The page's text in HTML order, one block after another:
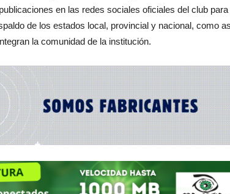
en las redes sociales oficiales del club para
de los estados local, provincial y nacional, como
la comunidad de la institución.